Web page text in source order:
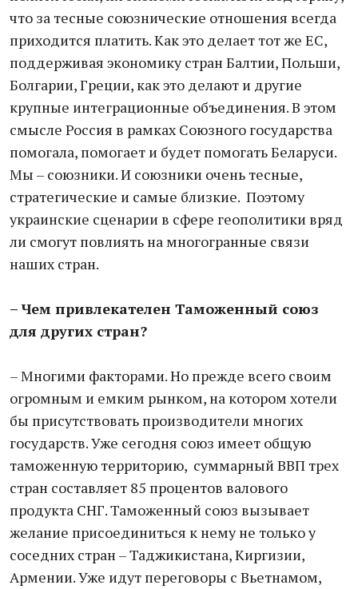
что за тесные союзнические отношения всегда
приходится платить. Как это делает тот же ЕС,
поддерживая экономику стран Балтии, Польши,
Болгарии, Греции, как это делают и другие
крупные интеграционные объединения. В этом
смысле Россия в рамках Союзного государства
помогала, помогает и будет помогать Беларуси.
Мы – союзники. И союзники очень тесные,
стратегические и самые близкие. Поэтому
украинские сценарии в сфере геополитики вряд
ли смогут повлиять на многогранные связи
наших стран.
– Чем привлекателен Таможенный союз
для других стран?
– Многими факторами. Но прежде всего своим
огромным и емким рынком, на котором хотели
бы присутствовать производители многих
государств. Уже сегодня союз имеет общую
таможенную территорию, суммарный ВВП трех
стран составляет 85 процентов валового
продукта СНГ. Таможенный союз вызывает
желание присоединиться к нему не только у
соседних стран – Таджикистана, Киргизии,
Армении. Уже идут переговоры с Вьетнамом,